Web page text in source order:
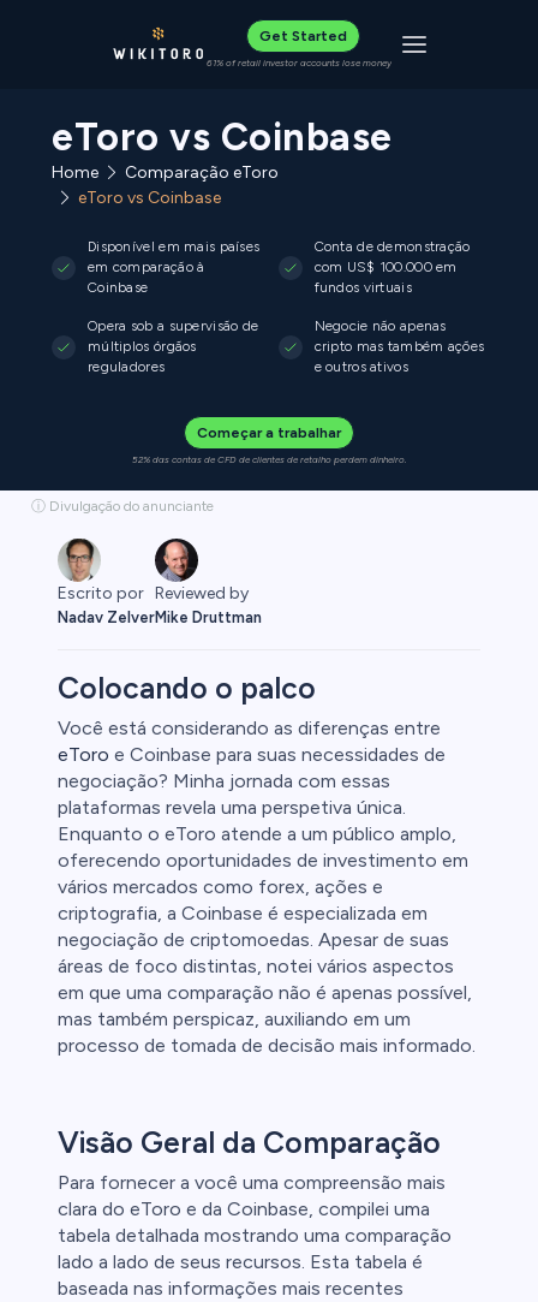
Get Started
61% of retail investor accounts lose money Toggle
eToro vs Coinbase
Home
Comparação eToro
eToro vs Coinbase
Disponível em mais países
em comparação à
Coinbase
Conta de demonstração
com US$ 100.000 em
fundos virtuais
Opera sob a supervisão de
múltiplos órgãos
reguladores
Negocie não apenas
cripto mas também ações
e outros ativos
Começar a trabalhar
52% das contas de CFD de clientes de retalho perdem dinheiro.
ⓘ Divulgação do anunciante
Escrito por
Nadav Zelver
Reviewed by
Mike Druttman
Colocando o palco
Você está considerando as diferenças entre
eToro e Coinbase para suas necessidades de
negociação? Minha jornada com essas
plataformas revela uma perspetiva única.
Enquanto o eToro atende a um público amplo,
oferecendo oportunidades de investimento em
vários mercados como forex, ações e
criptografia, a Coinbase é especializada em
negociação de criptomoedas. Apesar de suas
áreas de foco distintas, notei vários aspectos
em que uma comparação não é apenas possível,
mas também perspicaz, auxiliando em um
processo de tomada de decisão mais informado.
Visão Geral da Comparação
Para fornecer a você uma compreensão mais
clara do eToro e da Coinbase, compilei uma
tabela detalhada mostrando uma comparação
lado a lado de seus recursos. Esta tabela é
baseada nas informações mais recentes